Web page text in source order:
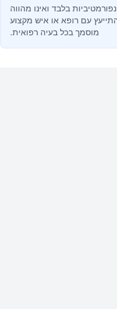
בלבד ואינו מהווה
עם רופא או איש מקצוע
מוסמך בכל בעיה רפואית.